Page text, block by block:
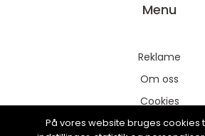
Menu
Reklame
Om oss
Cookies
Kontakt Oss
På vores website bruges cookies